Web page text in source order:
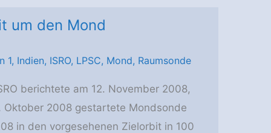
um den Mond
1, Indien, ISRO, LPSC, Mond, Raumsonde
berichtete am 12. November 2008,
Oktober 2008 gestartete Mondsonde
in den vorgesehenen Zielorbit in 100